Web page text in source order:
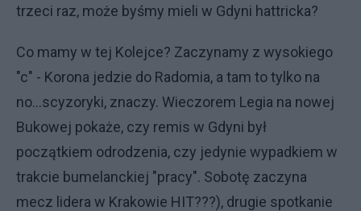
trzeci raz, może byśmy mieli w Gdyni hattricka?
Co mamy w tej Kolejce? Zaczynamy z wysokiego
"c" - Korona jedzie do Radomia, a tam to tylko na
no...scyzoryki, znaczy. Wieczorem Legia na nowej
Bukowej pokaże, czy remis w Gdyni był
początkiem odrodzenia, czy jedynie wypadkiem w
trakcie bumelanckiej "pracy". Sobotę zaczyna
mecz lidera w Krakowie HIT???), drugie spotkanie